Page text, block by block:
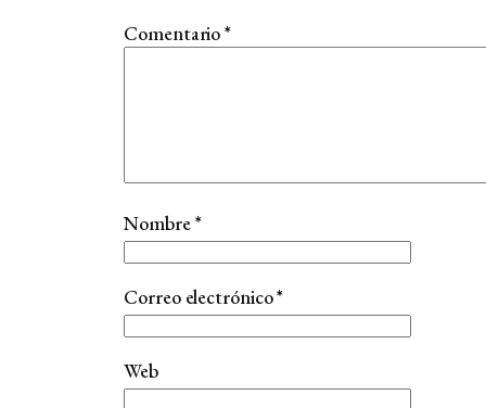
Comentario*
Nombre*
Correo electrónico*
Web